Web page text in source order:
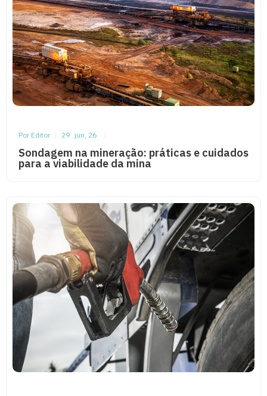
Sondagem na mineração: práticas e cuidados
para a viabilidade da mina
Por Editor | 29 jun, 26 |